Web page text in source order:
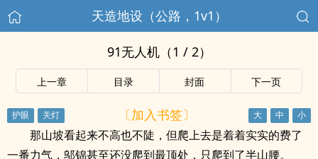
天造地设（公路，1v1）
91无人机（1 / 2）
上一章 目录 封面 下一页
〔加入书签〕
那山坡看起来不高也不陡，但爬上去是着着实实的费了
一番力气，邬锦甚至还没爬到最顶处，只爬到了半山腰。